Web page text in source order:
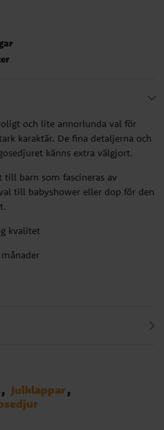
och lite annorlunda val för
karaktär. De fina detaljerna och
känns extra välgjort.
till barn som fascineras av
till babyshower eller dop för den
kvalitet
Julklappar